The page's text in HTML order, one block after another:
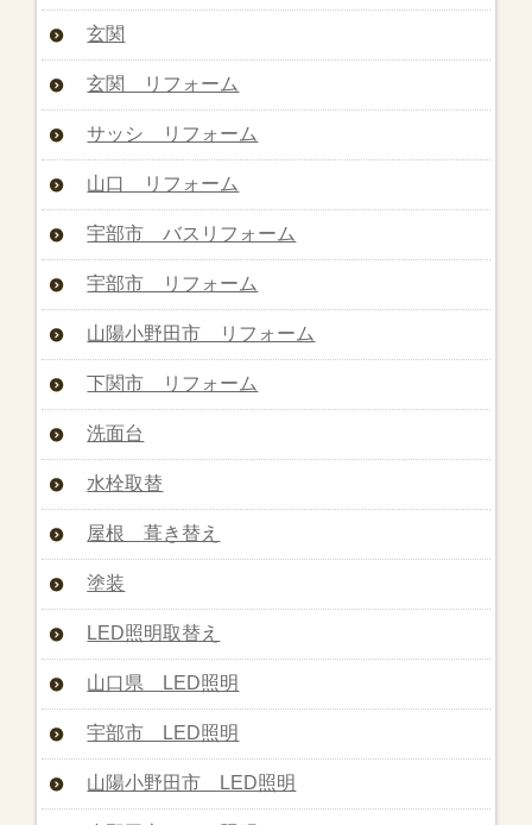
玄関
玄関 リフォーム
サッシ リフォーム
山口 リフォーム
宇部市 バスリフォーム
宇部市 リフォーム
山陽小野田市 リフォーム
下関市 リフォーム
洗面台
水栓取替
屋根 葺き替え
塗装
LED照明取替え
山口県 LED照明
宇部市 LED照明
山陽小野田市 LED照明